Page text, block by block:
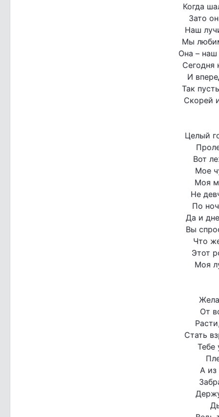
Когда
Зато
Наш
Мы
Она –
Сегодня
И
Так
Скорей
Целый
Вот
Мое
Моя
Не
По
Да и
Вы
Что
Этот
Моя
От
Стать
Тебе
А